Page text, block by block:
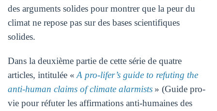
des arguments solides pour montrer que la peur du
climat ne repose pas sur des bases scientifiques
solides.
Dans la deuxième partie de cette série de quatre
articles, intitulée « A pro-lifer’s guide to refuting the
anti-human claims of climate alarmists» (Guide pro-
vie pour réfuter les affirmations anti-humaines des